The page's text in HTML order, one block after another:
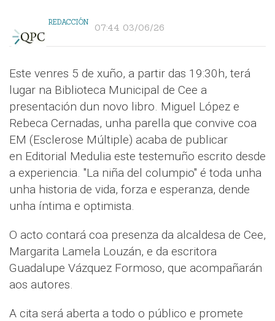
REDACCIÓN 07:44 03/06/26
Este venres 5 de xuño, a partir das 19:30h, terá
lugar na Biblioteca Municipal de Cee a
presentación dun novo libro. Miguel López e
Rebeca Cernadas, unha parella que convive coa
EM (Esclerose Múltiple) acaba de publicar
en Editorial Medulia este testemuño escrito desde
a experiencia. "La niña del columpio" é toda unha
unha historia de vida, forza e esperanza, dende
unha íntima e optimista.
O acto contará coa presenza da alcaldesa de Cee,
Margarita Lamela Louzán, e da escritora
Guadalupe Vázquez Formoso, que acompañarán
aos autores.
A cita será aberta a todo o público e promete